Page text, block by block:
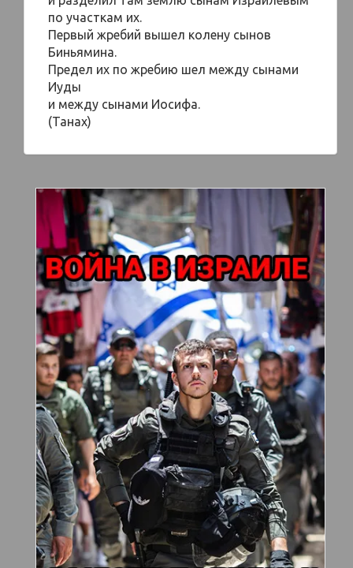
по участкам их.
Первый жребий вышел колену сынов
Биньямина.
Предел их по жребию шел между сынами
Иуды
и между сынами Иосифа.
(Танах)